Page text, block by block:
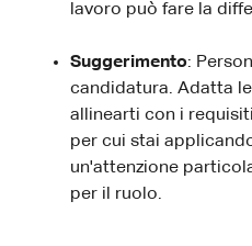
lavoro può fare la
Suggerimento:
candidatura. Adatta
allinearti con i
per cui stai
un'attenzione
per il ruolo.